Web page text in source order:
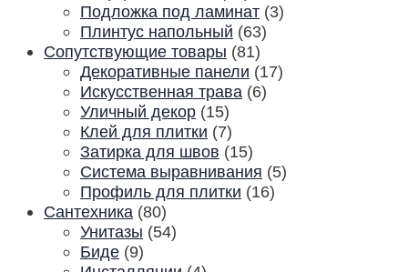
Подложка под ламинат (3)
Плинтус напольный (63)
Сопутствующие товары (81)
Декоративные панели (17)
Искусственная трава (6)
Уличный декор (15)
Клей для плитки (7)
Затирка для швов (15)
Система выравнивания (5)
Профиль для плитки (16)
Сантехника (80)
Унитазы (54)
Биде (9)